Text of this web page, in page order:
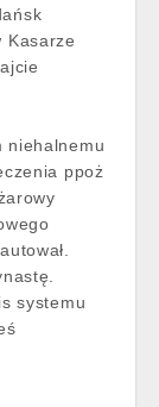
Kasarze
niehalnemu
ppoż
systemu